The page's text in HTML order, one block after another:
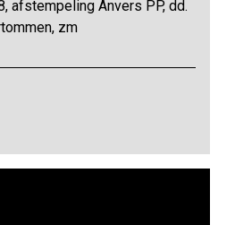
afstempeling Anvers PP, dd.
zm